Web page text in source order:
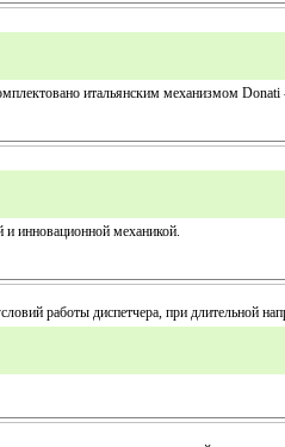
итальянским механизмом Donati
и инновационной механикой.
работы диспетчера, при длительной